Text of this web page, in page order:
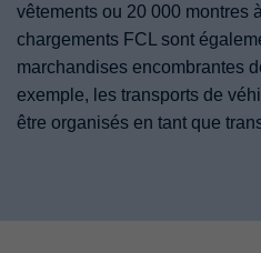
vêtements ou 20 000 montres
chargements FCL sont
marchandises encombrantes
exemple, les transports de
être organisés en tant que